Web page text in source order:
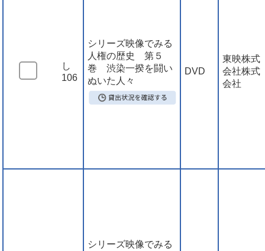
し
106
シリーズ映像でみる
人権の歴史 第５
巻 渋染一揆を闘い
ぬいた人々
DVD
東映株式
会社株式
会社
シリーズ映像でみる